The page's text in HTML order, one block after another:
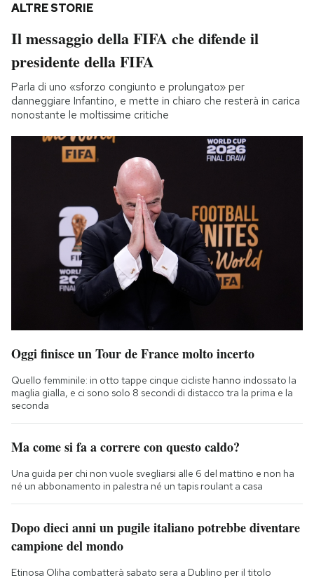
ALTRE STORIE
Il messaggio della FIFA che difende il
presidente della FIFA
Parla di uno «sforzo congiunto e prolungato» per
danneggiare Infantino, e mette in chiaro che resterà in carica
nonostante le moltissime critiche
Oggi finisce un Tour de France molto incerto
Quello femminile: in otto tappe cinque cicliste hanno indossato la
maglia gialla, e ci sono solo 8 secondi di distacco tra la prima e la
seconda
Ma come si fa a correre con questo caldo?
Una guida per chi non vuole svegliarsi alle 6 del mattino e non ha
né un abbonamento in palestra né un tapis roulant a casa
Dopo dieci anni un pugile italiano potrebbe diventare
campione del mondo
Etinosa Oliha combatterà sabato sera a Dublino per il titolo